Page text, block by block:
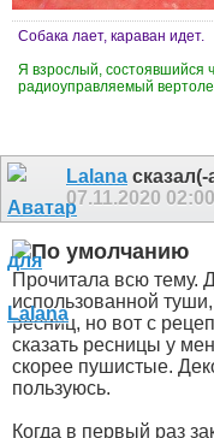
Собака лает, караван идет.
Я взрослый, состоявшийся
радиоуправляемый
Lalana сказал(-
07.11.2020 02:00
Прочитала всю тему.
использованной
ресниц, но вот с
сказать ресницы у
скорее пушистые.
пользуюсь.
Когда в первый раз